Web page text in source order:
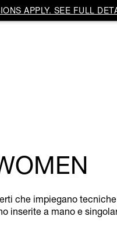
APPLY. SEE FULL
che impiegano
inserite a mano e